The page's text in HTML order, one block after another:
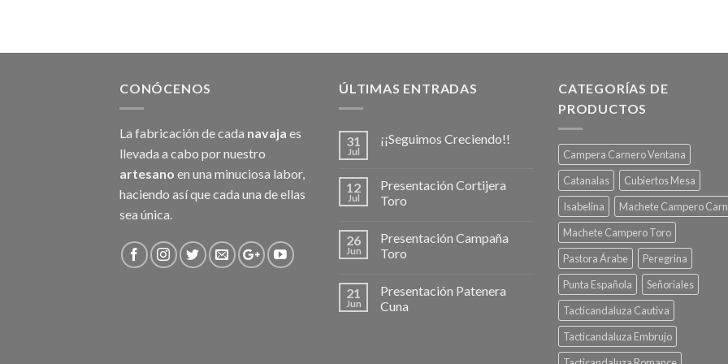
CONÓCENOS
La fabricación de cada navaja es
llevada a cabo por nuestro
artesano en una minuciosa labor,
haciendo así que cada una de ellas
sea única.
ÚLTIMAS ENTRADAS
31
Jul
¡¡Seguimos Creciendo!!
12
Jul
Presentación Cortijera
Toro
26
Jun
Presentación Campaña
Toro
21
Jun
Presentación Patenera
Cuna
CATEGORÍAS DE
PRODUCTOS
Campera Carnero Ventana
Catanalas
Cubiertos Mesa
Isabelina
Machete Campero
Machete Campero Toro
Pastora Árabe
Peregrina
Punta Española
Señoriales
Tacticandaluza Cautiva
Tacticandaluza Embrujo